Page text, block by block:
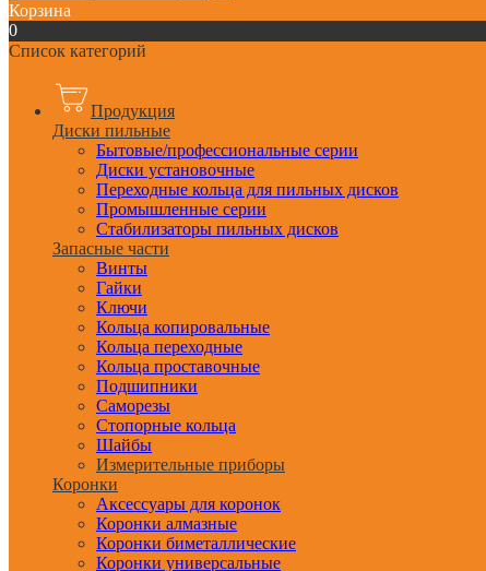
Корзина
0
Список категорий
Продукция
Диски пильные
Бытовые/профессиональные серии
Диски установочные
Переходные кольца для пильных дисков
Промышленные серии
Стабилизаторы пильных дисков
Запасные части
Винты
Гайки
Ключи
Кольца копировальные
Кольца переходные
Кольца проставочные
Подшипники
Саморезы
Стопорные кольца
Шайбы
Измерительные приборы
Коронки
Аксессуары для коронок
Коронки алмазные
Коронки биметаллические
Коронки универсальные